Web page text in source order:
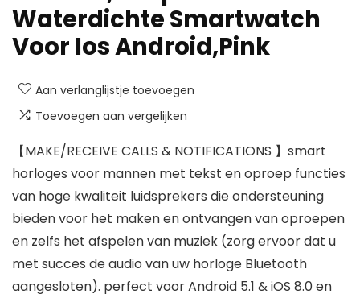
Waterdichte Smartwatch
Voor Ios Android,Pink
Aan verlanglijstje toevoegen
Toevoegen aan vergelijken
【MAKE/RECEIVE CALLS & NOTIFICATIONS 】smart
horloges voor mannen met tekst en oproep functies
van hoge kwaliteit luidsprekers die ondersteuning
bieden voor het maken en ontvangen van oproepen
en zelfs het afspelen van muziek (zorg ervoor dat u
met succes de audio van uw horloge Bluetooth
aangesloten). perfect voor Android 5.1 & iOS 8.0 en